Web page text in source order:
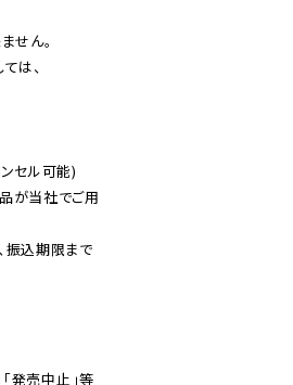
せん。
は、
セル可能)
が当社でご用
振込期限まで
発売中止」等